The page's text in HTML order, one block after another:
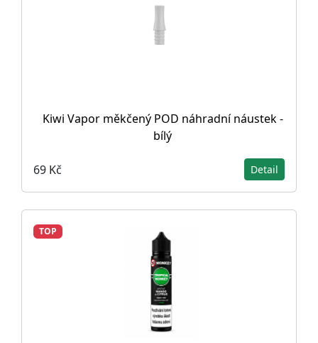
Kiwi Vapor měkčený POD náhradní náustek -
bílý
69 Kč Detail
TOP